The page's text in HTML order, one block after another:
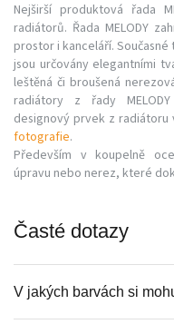
Nejširší produktová řada
radiátorů. Řada MELODY
prostor i kanceláří.
jsou určovány elegantními
leštěná či broušená
radiátory z řady
designový prvek z radiátoru
fotografie.
Především v koupelně
úpravu nebo nerez, které
Časté dotazy
V jakých barvách si